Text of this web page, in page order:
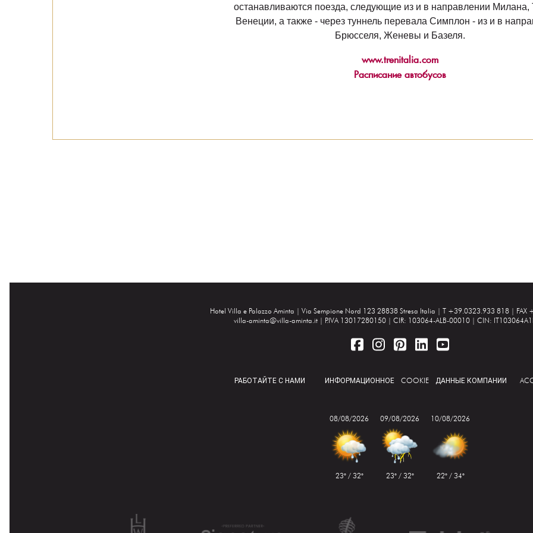
останавливаются поезда, следующие из и в направлении Милана,
Венеции, а также - через туннель перевала Симплон - из и в
Брюсселя, Женевы и Базеля.
www.trenitalia.com
Расписание автобусов
Hotel Villa e Palazzo Aminta | Via Sempione Nord 123 28838 Stresa Italia | T +39.0323.933 818 | FAX
villa-aminta@villa-aminta.it | P.IVA 13017280150 | CIR: 103064-ALB-00010 | CIN:
РАБОТАЙТЕ С НАМИ ИНФОРМАЦИОННОЕ COOKIE ДАННЫЕ КОМПАНИИ
08/08/2026
23° / 32°
09/08/2026
23° / 32°
10/08/2026
22° / 34°